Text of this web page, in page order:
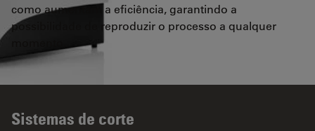
como aumentam a eficiência, garantindo a
possibilidade de reproduzir o processo a qualquer
Sistemas de corte